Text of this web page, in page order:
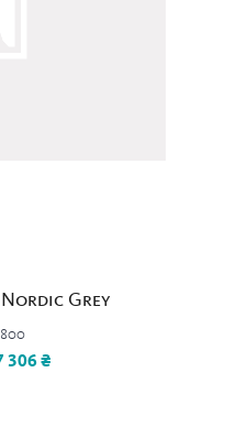
Nordic Grey
306 ₴